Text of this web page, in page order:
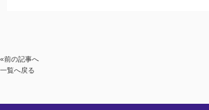
«前の記事へ
一覧へ戻る